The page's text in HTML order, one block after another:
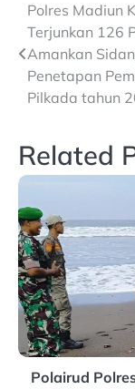
Post
navigation
Polres Madiun
Terjunkan 126
Amankan
Penetapan
Pilkada tahun
Related
Polairud